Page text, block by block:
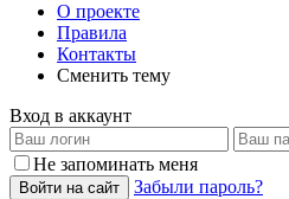
О проекте
Правила
Контакты
Сменить тему
Вход в аккаунт
Не запоминать меня
Войти на сайт
Забыли пароль?